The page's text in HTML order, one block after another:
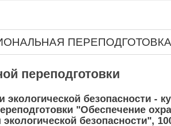
переподготовки
экологической безопасности -
"Обеспечение
безопасности",